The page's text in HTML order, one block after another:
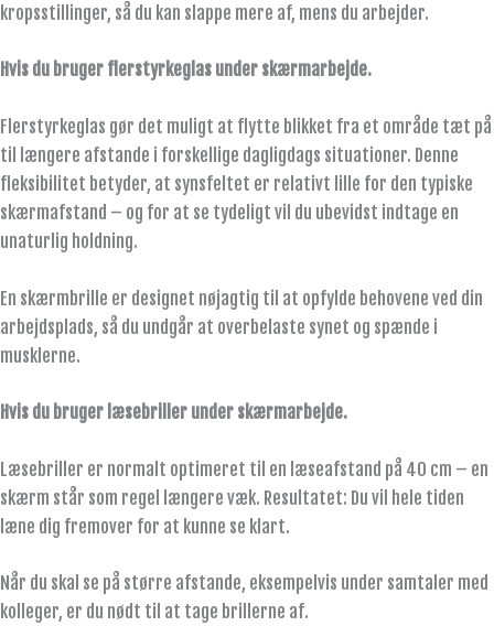
kropsstillinger, så du kan slappe mere af, mens du arbejder.
Hvis du bruger flerstyrkeglas under skærmarbejde.
Flerstyrkeglas gør det muligt at flytte blikket fra et område tæt på
til længere afstande i forskellige dagligdags situationer. Denne
fleksibilitet betyder, at synsfeltet er relativt lille for den typiske
skærmafstand – og for at se tydeligt vil du ubevidst indtage en
unaturlig holdning.
En skærmbrille er designet nøjagtig til at opfylde behovene ved din
arbejdsplads, så du undgår at overbelaste synet og spænde i
musklerne.
Hvis du bruger læsebriller under skærmarbejde.
Læsebriller er normalt optimeret til en læseafstand på 40 cm – en
skærm står som regel længere væk. Resultatet: Du vil hele tiden
læne dig fremover for at kunne se klart.
Når du skal se på større afstande, eksempelvis under samtaler med
kolleger, er du nødt til at tage brillerne af.